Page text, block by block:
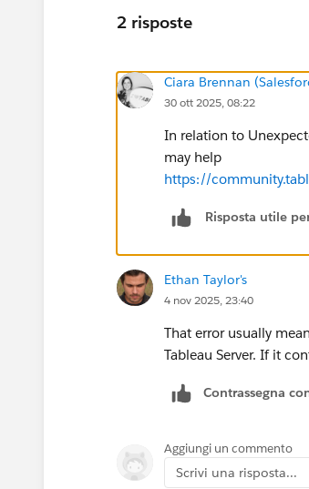
2 risposte
Ciara Brennan
30 ott 2025, 08:22
In relation to
may help
https://
Risposta utile
Ethan Taylor's
4 nov 2025, 23:40
That error usually
Tableau Server. If it
Contrassegna
Aggiungi un commento
Scrivi una risposta...